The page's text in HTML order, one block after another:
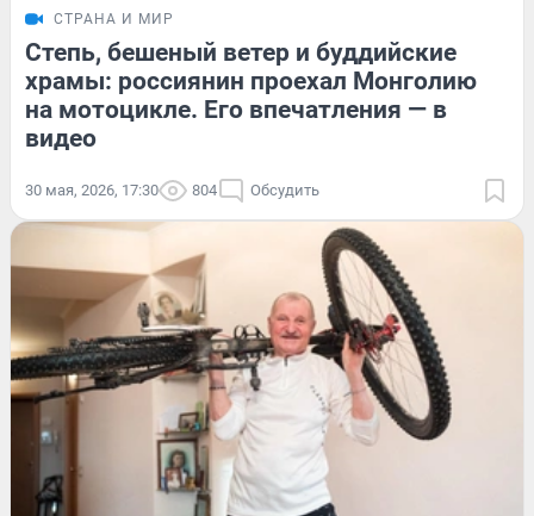
СТРАНА И МИР
Степь, бешеный ветер и буддийские
храмы: россиянин проехал Монголию
на мотоцикле. Его впечатления — в
видео
30 мая, 2026, 17:30 804 Обсудить